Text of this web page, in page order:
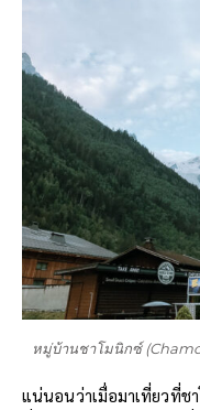
หมู่บ้านชาโมนิกซ์
แน่นอนว่าเมื่อมาเที่ยวที่ช